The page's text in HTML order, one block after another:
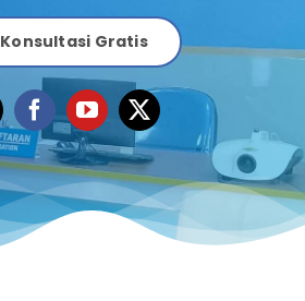
Konsultasi Gratis